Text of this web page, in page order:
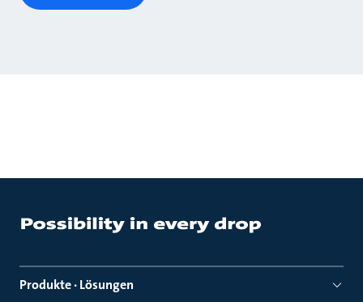
Produkte · Lösungen